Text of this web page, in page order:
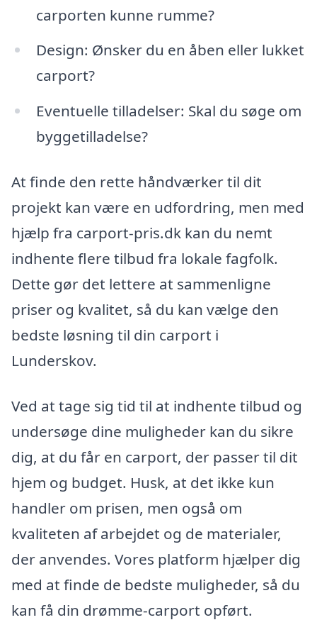
carporten kunne rumme?
Design: Ønsker du en åben eller lukket
carport?
Eventuelle tilladelser: Skal du søge om
byggetilladelse?
At finde den rette håndværker til dit
projekt kan være en udfordring, men med
hjælp fra carport-pris.dk kan du nemt
indhente flere tilbud fra lokale fagfolk.
Dette gør det lettere at sammenligne
priser og kvalitet, så du kan vælge den
bedste løsning til din carport i
Lunderskov.
Ved at tage sig tid til at indhente tilbud og
undersøge dine muligheder kan du sikre
dig, at du får en carport, der passer til dit
hjem og budget. Husk, at det ikke kun
handler om prisen, men også om
kvaliteten af arbejdet og de materialer,
der anvendes. Vores platform hjælper dig
med at finde de bedste muligheder, så du
kan få din drømme-carport opført.